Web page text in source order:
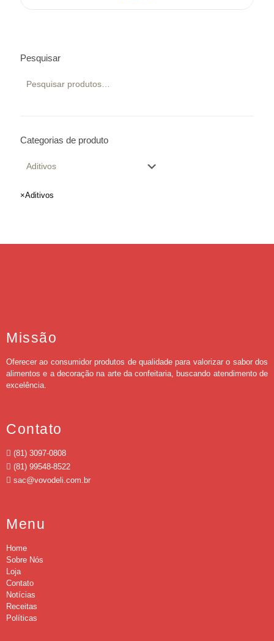
Pesquisar
Categorias de produto
×Aditivos
Missão
Oferecer ao consumidor produtos de qualidade para valorizar o sabor dos
alimentos e a decoração na arte da confeitaria, buscando atendimento de
excelência.
Contato
(81) 3097-0808
(81) 99548-8522
sac@vovodeli.com.br
Menu
Home
Sobre Nós
Loja
Contato
Notícias
Receitas
Políticas